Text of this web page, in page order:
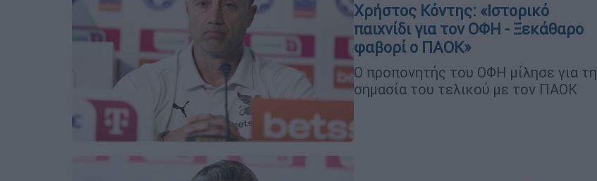
Χρήστος Κόντης: «Ιστορικό
παιχνίδι για τον ΟΦΗ - Ξεκάθαρο
φαβορί ο ΠΑΟΚ»
Ο προπονητής του ΟΦΗ μίλησε για τη
σημασία του τελικού με τον ΠΑΟΚ